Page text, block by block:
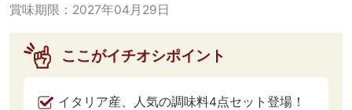
賞味期限： 2027年04月29日
ここがイチオシポイント
イタリア産、人気の調味料4点セット登場！